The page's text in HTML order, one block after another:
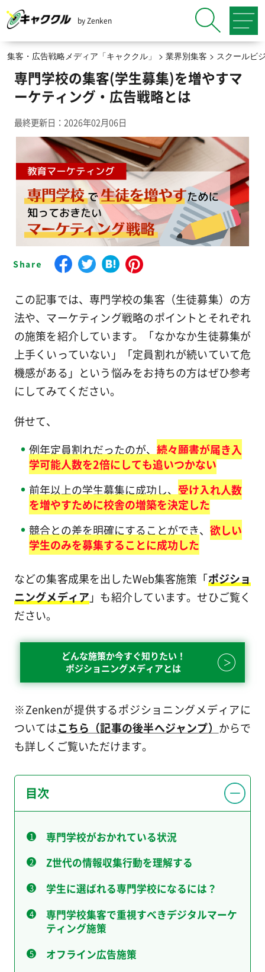
by Zenken
集客・広告戦略メディア「キャククル」 > 業界別集客 > スクールビ
専門学校の集客(学生募集)を増やすマ
ーケティング・広告戦略とは
最終更新日：2026年02月06日
この記事では、専門学校の集客（生徒募集）の方
法や、マーケティング戦略のポイントとそれぞれ
の施策を紹介しています。「なかなか生徒募集が
上手くいっていない」「定員割れが続いていて危
機感がある」という悩みをお持ちの方はぜひ参考
にしてみてください。
併せて、
例年定員割れだったのが、 続々願書が届き入
学可能人数を2倍にしても追いつかない
前年以上の学生募集に成功し、 受け入れ人数
を増やすために校舎の増築を決定した
競合との差を明確にすることができ、 欲しい
学生のみを募集することに成功した
などの集客成果を出したWeb集客施策「ポジショ
ニングメディア」も紹介しています。せひご覧く
ださい。
どんな施策か今すぐ知りたい！
ポジショニングメディアとは
※Zenkenが提供するポジショニングメディアに
ついてはこちら（記事の後半へジャンプ） からで
も詳しくご覧いただけます。
目次
専門学校がおかれている状況
Z世代の情報収集行動を理解する
学生に選ばれる専門学校になるには？
専門学校集客で重視すべきデジタルマーケ
ティング施策
オフライン広告施策